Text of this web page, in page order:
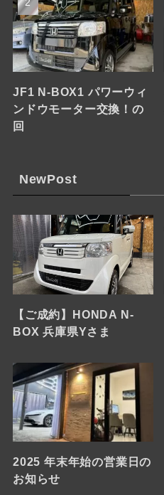
JF1 N-BOX1 パワーウィ
ンドウモーター交換！の
回
NewPost
【ご成約】HONDA N-
BOX 兵庫県Yさま
2025 年末年始の営業日の
お知らせ